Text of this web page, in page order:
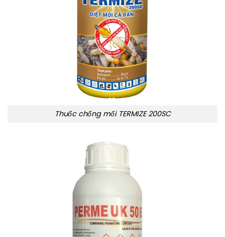
Thuốc chống mối TERMIZE 200SC